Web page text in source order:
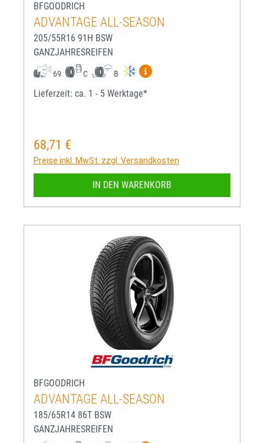
BFGOODRICH
ADVANTAGE ALL-SEASON
205/55R16 91H BSW
GANZJAHRESREIFEN
69 C B
Mehr Informationen zum
Lieferzeit: ca. 1 - 5 Werktage*
Regulärer Preis:
68,71 €
Preise inkl. MwSt. zzgl. Versandkosten
IN DEN WARENKORB
BFGOODRICH
ADVANTAGE ALL-SEASON
185/65R14 86T BSW
GANZJAHRESREIFEN